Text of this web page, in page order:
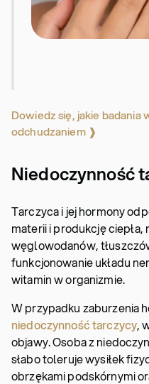
Dowiedz się, jakie
odchudzaniem ❱
Niedoczynność
Tarczyca i jej hormony
materii i produkcję
węglowodanów,
funkcjonowanie układu
witamin w organizmie.
W przypadku zaburzenia
niedoczynność tarczycy,
objawy. Osoba z
słabo toleruje wysiłek
obrzękami podskórnymi